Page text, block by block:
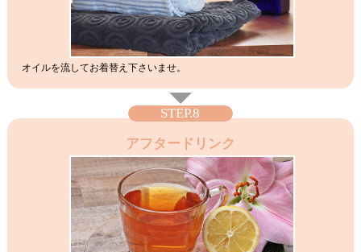
オイルを流してお着替え下さいませ。
STEP.8
アフタードリンク